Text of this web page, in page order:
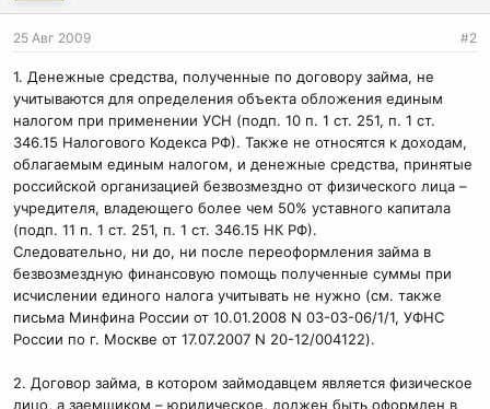
25 Авг 2009 #2
1. Денежные средства, полученные по договору займа, не
учитываются для определения объекта обложения единым
налогом при применении УСН (подп. 10 п. 1 ст. 251, п. 1 ст.
346.15 Налогового Кодекса РФ). Также не относятся к доходам,
облагаемым единым налогом, и денежные средства, принятые
российской организацией безвозмездно от физического лица –
учредителя, владеющего более чем 50% уставного капитала
(подп. 11 п. 1 ст. 251, п. 1 ст. 346.15 НК РФ).
Следовательно, ни до, ни после переоформления займа в
безвозмездную финансовую помощь полученные суммы при
исчислении единого налога учитывать не нужно (см. также
письма Минфина России от 10.01.2008 N 03-03-06/1/1, УФНС
России по г. Москве от 17.07.2007 N 20-12/004122).
2. Договор займа, в котором займодавцем является физическое
лицо, а заемщиком – юридическое, должен быть оформлен в